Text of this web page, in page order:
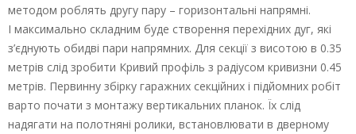
методом роблять другу пару – горизонтальні напрямні.
І максимально складним буде створення перехідних дуг, які
з’єднують обидві пари напрямних. Для секції з висотою в 0.35
метрів слід зробити Кривий профіль з радіусом кривизни 0.45
метрів. Первинну збірку гаражних секційних і підйомних робіт
варто почати з монтажу вертикальних планок. Їх слід
надягати на полотняні ролики, встановлювати в дверному